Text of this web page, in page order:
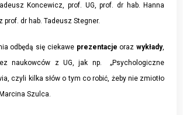
Koncewicz, prof. UG, prof. dr hab. Hanna
prof. dr hab. Tadeusz Stegner.
odbędą się ciekawe prezentacje orazwykłady,
naukowców z UG, jak np. „Psychologiczne
czyli kilka słów o tym co robić, żeby nie zmiotło
Szulca.